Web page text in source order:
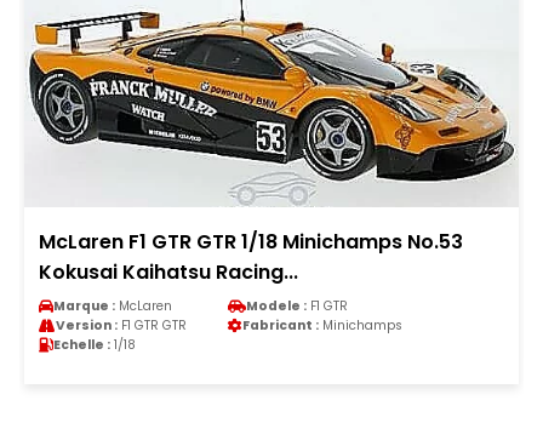
McLaren F1 GTR GTR 1/18 Minichamps No.53
Kokusai Kaihatsu Racing...
Marque : McLaren Modele : F1 GTR
Version : F1 GTR GTR Fabricant : Minichamps
Echelle : 1/18